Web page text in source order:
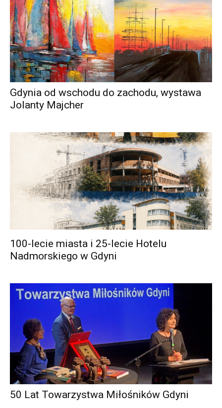
Gdynia od wschodu do zachodu, wystawa
Jolanty Majcher
100-lecie miasta i 25-lecie Hotelu
Nadmorskiego w Gdyni
50 Lat Towarzystwa Miłośników Gdyni